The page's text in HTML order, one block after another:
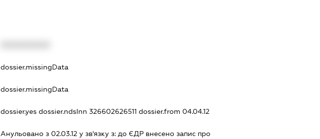
dossier.missingData
dossier.missingData
dossier.yesdossier.ndsInn 326602626511dossier.from 04.04.12
Анульовано з 02.03.12 у зв'язку з:до ЄДР внесено запис про